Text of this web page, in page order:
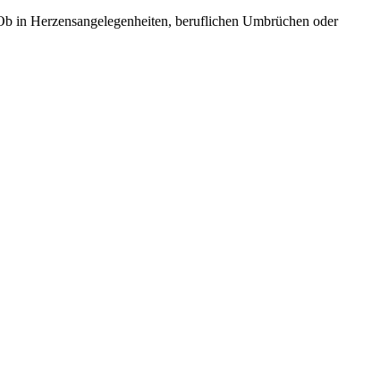
in Herzensangelegenheiten, beruflichen Umbrüchen oder